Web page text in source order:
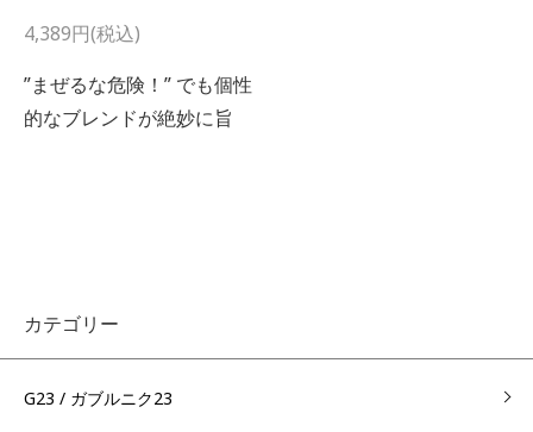
4,389円(税込)
”まぜるな危険！” でも個性
的なブレンドが絶妙に旨
カテゴリー
G23 / ガブルニク23